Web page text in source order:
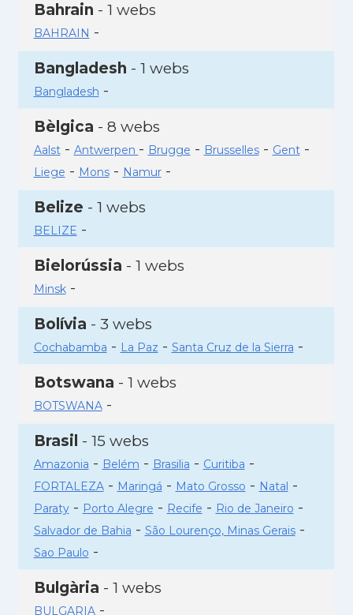
Bahrain - 1 webs
BAHRAIN -
Bangladesh - 1 webs
Bangladesh -
Bèlgica - 8 webs
Aalst- Antwerpen - Brugge - Brusselles- Gent-
Liege - Mons- Namur-
Belize - 1 webs
BELIZE -
Bielorússia - 1 webs
Minsk-
Bolívia - 3 webs
Cochabamba - La Paz - Santa Cruz de la Sierra -
Botswana - 1 webs
BOTSWANA-
Brasil - 15 webs
Amazonia - Belém - Brasilia - Curitiba -
FORTALEZA- Maringá - Mato Grosso - Natal -
Paraty- Porto Alegre - Recife - Rio de Janeiro -
Salvador de Bahia - São Lourenço, Minas Gerais-
Sao Paulo -
Bulgària - 1 webs
BULGARIA-